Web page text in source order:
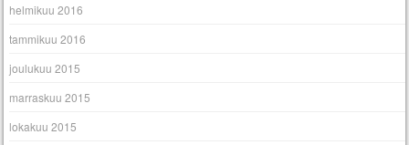
helmikuu 2016
tammikuu 2016
joulukuu 2015
marraskuu 2015
lokakuu 2015